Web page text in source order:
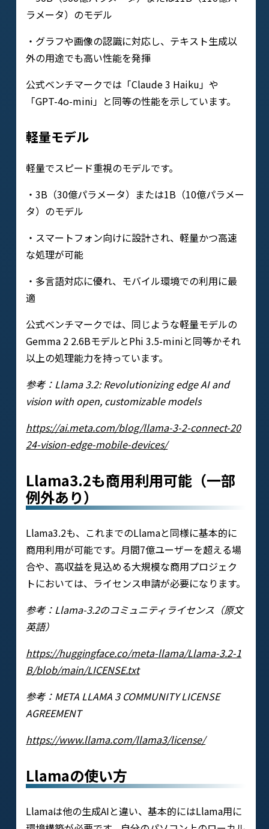
ラメータ）のモデル
・グラフや画像の認識に対応し、テキスト生成以
外の用途でも高い性能を発揮
公式ベンチマークでは「Claude 3 Haiku」や
「GPT-4o-mini」と同等の性能を示しています。
軽量モデル
軽量でスピード重視のモデルです。
・3B（30億パラメータ）または1B（10億パラメー
タ）のモデル
・スマートフォン向けに設計され、軽量かつ高速
な処理が可能
・多言語対応に優れ、モバイル環境での利用に最
適
公式ベンチマークでは、同じような軽量モデルの
Gemma 2 2.6BモデルとPhi 3.5-miniと同等かそれ
以上の処理能力を持っています。
参考：Llama 3.2: Revolutionizing edge AI and
vision with open, customizable models
https://ai.meta.com/blog/llama-3-2-connect-20
24-vision-edge-mobile-devices/
Llama3.2も商用利用可能（一部
例外あり）
Llama3.2も、これまでのLlamaと同様に基本的に
商用利用が可能です。月間7億ユーザーを超える場
合や、高収益を見込める大規模な商用プロジェク
トにおいては、ライセンス申請が必要になります。
参考：Llama-3.2のコミュニティライセンス（原文
英語）
https://huggingface.co/meta-llama/Llama-3.2-1
B/blob/main/LICENSE.txt
参考：META LLAMA 3 COMMUNITY LICENSE
AGREEMENT
https://www.llama.com/llama3/license/
Llamaの使い方
Llamaは他の生成AIと違い、基本的にはLlama用に